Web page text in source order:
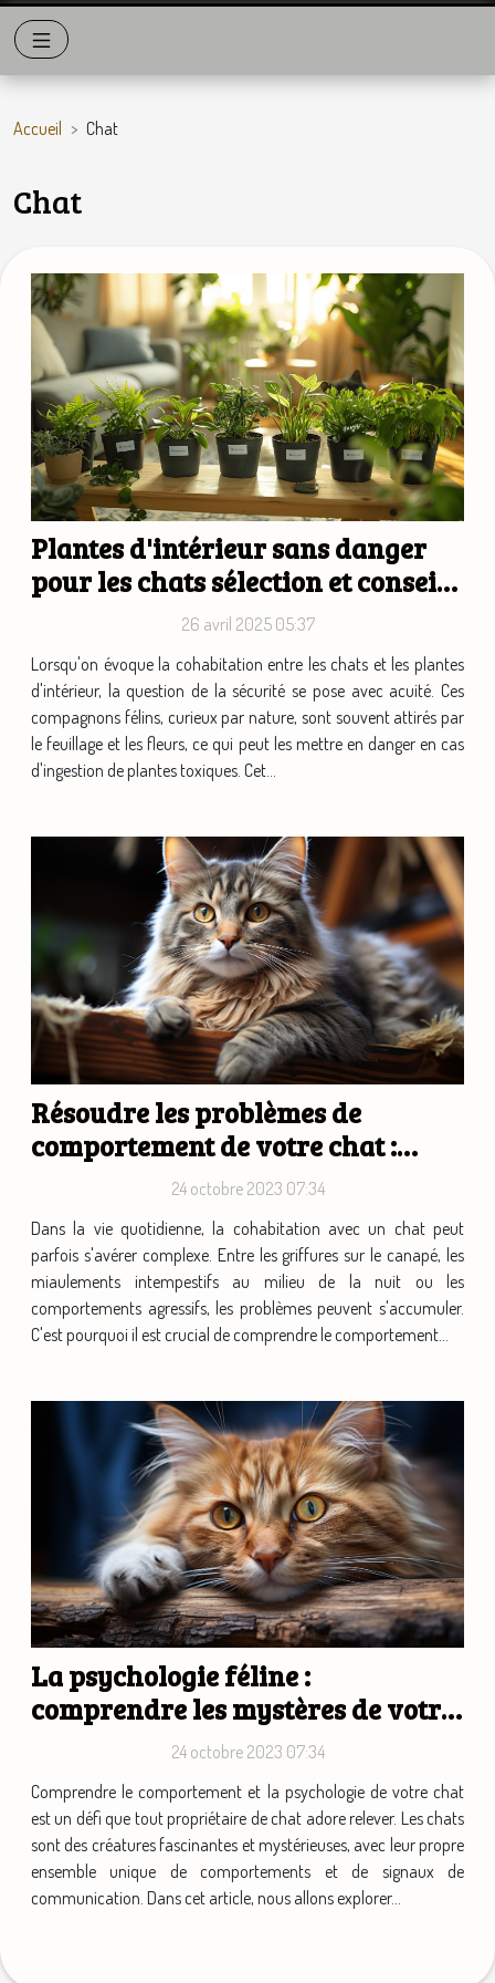
Accueil Chat
Chat
Plantes d'intérieur sans danger
pour les chats sélection et conseils
26 avril 2025 05:37
Lorsqu'on évoque la cohabitation entre les chats et les plantes
d'intérieur, la question de la sécurité se pose avec acuité. Ces
compagnons félins, curieux par nature, sont souvent attirés par
le feuillage et les fleurs, ce qui peut les mettre en danger en cas
d'ingestion de plantes toxiques. Cet...
Résoudre les problèmes de
comportement de votre chat :
conseils d'experts
24 octobre 2023 07:34
Dans la vie quotidienne, la cohabitation avec un chat peut
parfois s'avérer complexe. Entre les griffures sur le canapé, les
miaulements intempestifs au milieu de la nuit ou les
comportements agressifs, les problèmes peuvent s'accumuler.
C'est pourquoi il est crucial de comprendre le comportement...
La psychologie féline :
comprendre les mystères de votre
24 octobre 2023 07:34
Comprendre le comportement et la psychologie de votre chat
est un défi que tout propriétaire de chat adore relever. Les chats
sont des créatures fascinantes et mystérieuses, avec leur propre
ensemble unique de comportements et de signaux de
communication. Dans cet article, nous allons explorer...